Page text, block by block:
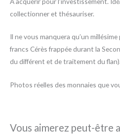
collectionner et thésauriser.
Il ne vous manquera qu’un
francs Cérès frappée durant la
du différent et de traitement du flan).
Photos réelles des monnaies que
Vous aimerez peut-être